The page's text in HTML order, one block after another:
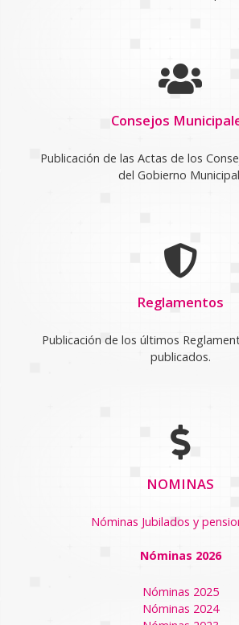
Consejos
Publicación de las Actas de los
del Gobierno
Reglamentos
Publicación de los últimos
publicados.
NOMINAS
Nóminas Jubilados y
Nóminas 2026
Nóminas 2025
Nóminas 2024